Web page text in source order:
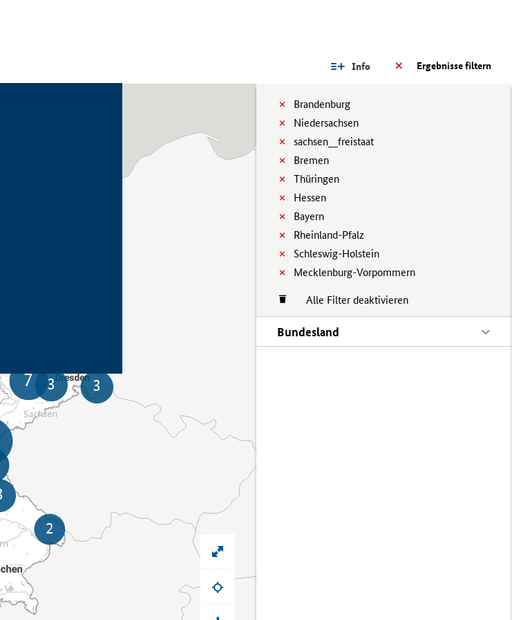
Ergebnisse filtern
Info
Brandenburg
Niedersachsen
sachsen__freistaat
Bremen
Thüringen
Hessen
Bayern
Rheinland-Pfalz
Schleswig-Holstein
Mecklenburg-Vorpommern
Alle Filter deaktivieren
Bundesland